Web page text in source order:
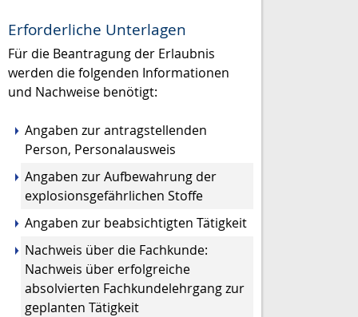
Erforderliche Unterlagen
Für die Beantragung der Erlaubnis
werden die folgenden Informationen
und Nachweise benötigt:
Angaben zur antragstellenden
Person, Personalausweis
Angaben zur Aufbewahrung der
explosionsgefährlichen Stoffe
Angaben zur beabsichtigten Tätigkeit
Nachweis über die Fachkunde:
Nachweis über erfolgreiche
absolvierten Fachkundelehrgang zur
geplanten Tätigkeit